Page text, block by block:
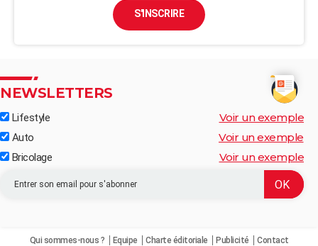
S'INSCRIRE
NEWSLETTERS
Lifestyle Voir un exemple
Auto Voir un exemple
Bricolage Voir un exemple
Qui sommes-nous ? Equipe Charte éditoriale Publicité Contact